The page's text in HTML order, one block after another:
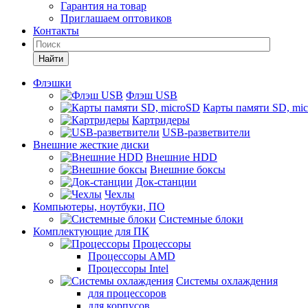
Гарантия на товар
Приглашаем оптовиков
Контакты
Найти
Флэшки
Флэш USB
Карты памяти SD,
Картридеры
USB-разветвители
Внешние жесткие диски
Внешние HDD
Внешние боксы
Док-станции
Чехлы
Компьютеры, ноутбуки, ПО
Системные блоки
Комплектующие для ПК
Процессоры
Процессоры AMD
Процессоры Intel
Системы охлаждения
для процессоров
для корпусов